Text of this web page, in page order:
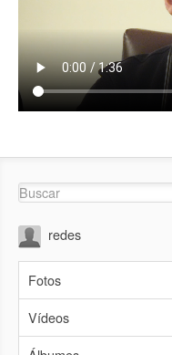
redes
Fotos
Vídeos